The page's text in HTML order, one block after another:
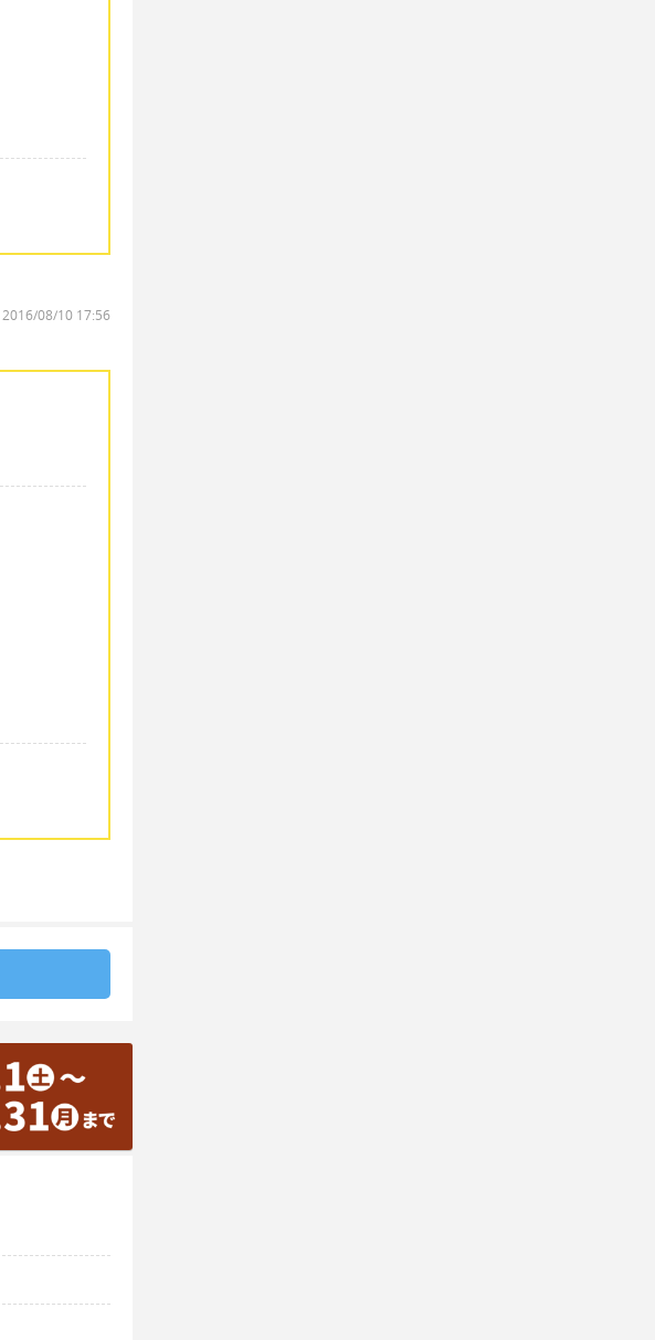
2016/08/10 17:56